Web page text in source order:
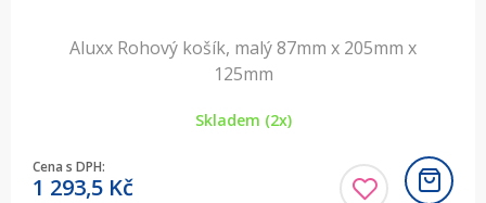
Aluxx Rohový košík, malý 87mm x 205mm x
125mm
Skladem (2x)
Cena s DPH:
1 293,5 Kč